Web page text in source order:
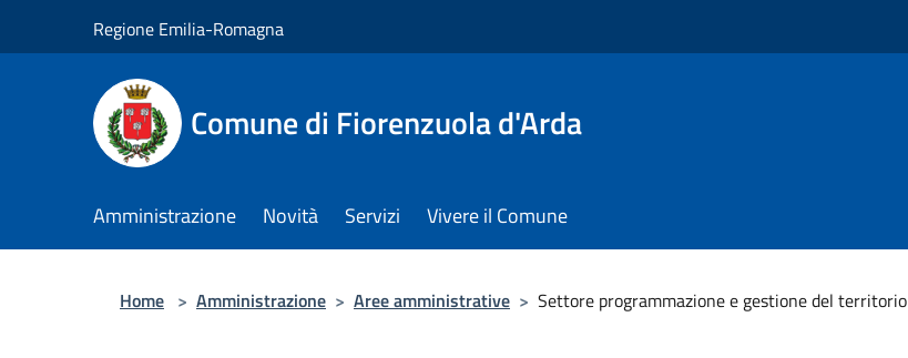
Regione Emilia-Romagna
Comune di Fiorenzuola d'Arda
Amministrazione Novità Servizi Vivere il Comune
Home > Amministrazione > Aree amministrative > Settore programmazione e gestione del territorio